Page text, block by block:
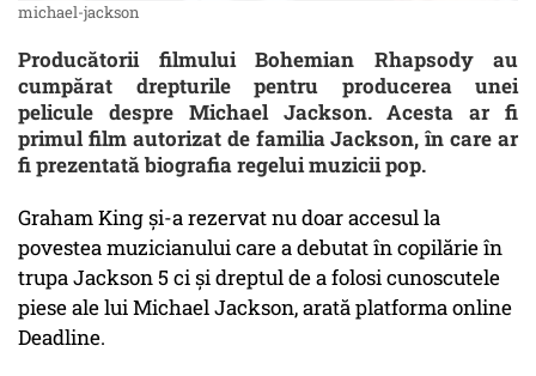
michael-jackson
Producătorii filmului Bohemian Rhapsody au
cumpărat drepturile pentru producerea unei
pelicule despre Michael Jackson. Acesta ar fi
primul film autorizat de familia Jackson, în care ar
fi prezentată biografia regelui muzicii pop.
Graham King și-a rezervat nu doar accesul la
povestea muzicianului care a debutat în copilărie în
trupa Jackson 5 ci și dreptul de a folosi cunoscutele
piese ale lui Michael Jackson, arată platforma online
Deadline.